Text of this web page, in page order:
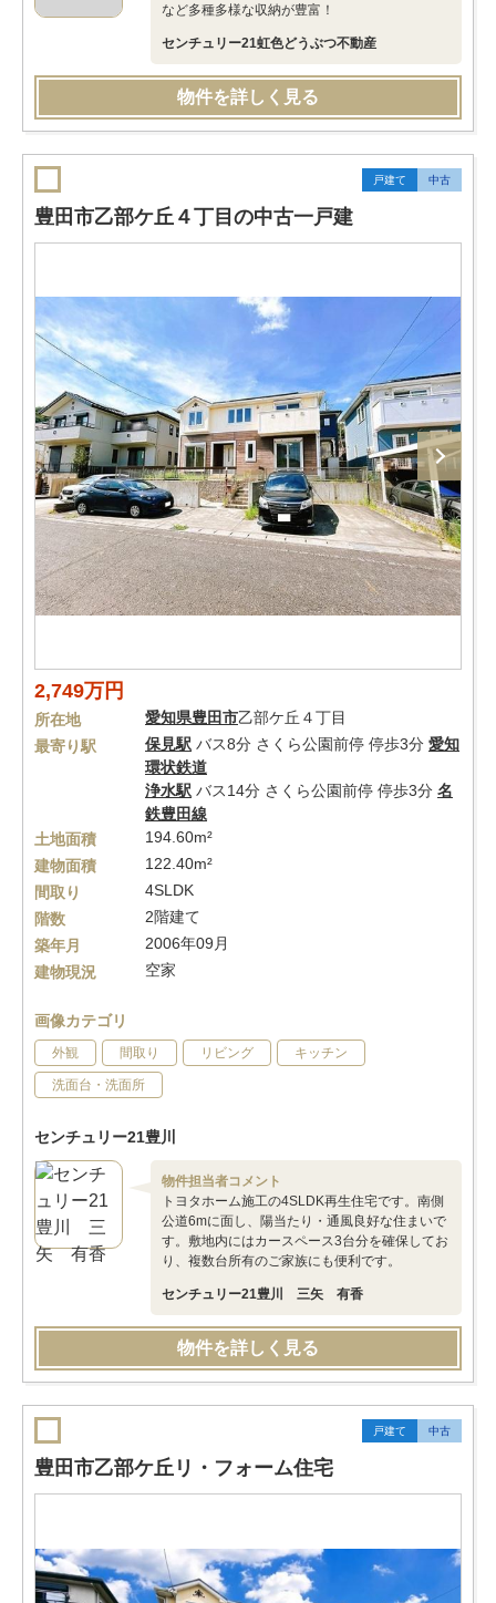
など多種多様な収納が豊富！
センチュリー21虹色どうぶつ不動産
物件を詳しく見る
戸建て 中古
豊田市乙部ケ丘４丁目の中古一戸建
2,749万円
所在地 愛知県豊田市乙部ケ丘４丁目
最寄り駅
保見駅 バス8分 さくら公園前停 停歩3分 愛知
環状鉄道
浄水駅 バス14分 さくら公園前停 停歩3分 名
鉄豊田線
土地面積
194.60m²
建物面積
122.40m²
間取り
4SLDK
階数
2階建て
築年月
2006年09月
建物現況
空家
画像カテゴリ
外観 間取り リビング キッチン
洗面台・洗面所
センチュリー21豊川
物件担当者コメント
トヨタホーム施工の4SLDK再生住宅です。南側
公道6mに面し、陽当たり・通風良好な住まいで
す。敷地内にはカースペース3台分を確保してお
り、複数台所有のご家族にも便利です。
センチュリー21豊川 三矢 有香
物件を詳しく見る
戸建て 中古
豊田市乙部ケ丘リ・フォーム住宅